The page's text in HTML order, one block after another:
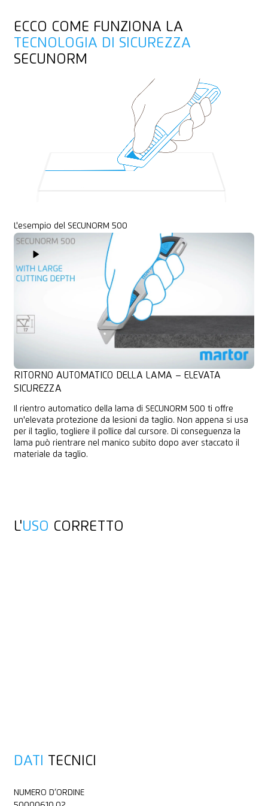
ECCO COME FUNZIONA LA
TECNOLOGIA DI SICUREZZA
SECUNORM
RITORNO AUTOMATICO DELLA LAMA – ELEVATA
SICUREZZA
Il rientro automatico della lama di SECUNORM 500 ti offre
un'elevata protezione da lesioni da taglio. Non appena si usa
per il taglio, togliere il pollice dal cursore. Di conseguenza la
lama può rientrare nel manico subito dopo aver staccato il
materiale da taglio.
L'esempio del SECUNORM 500
Play Video
L'USO CORRETTO
DATI TECNICI
NUMERO D’ORDINE